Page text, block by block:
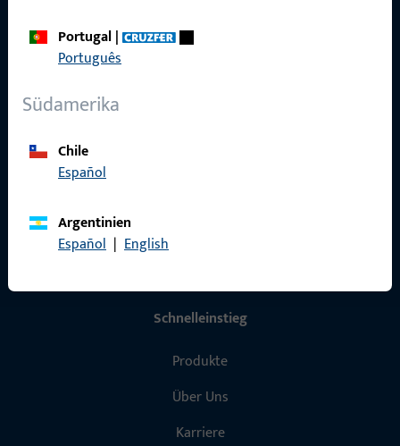
Portugal|
Português
Südamerika
Chile
Español
Argentinien
Español | English
Schnelleinstieg
Produkte
Über Uns
Karriere